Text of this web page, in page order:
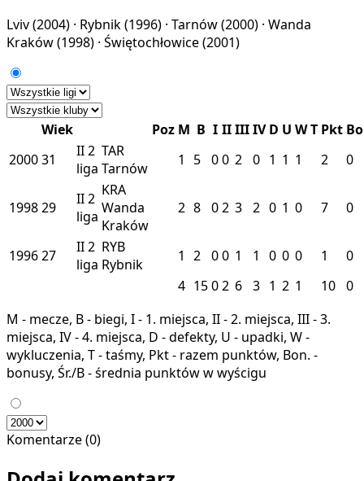
Lviv(2004) · Rybnik(1996) · Tarnów(2000) · Wanda
Kraków(1998) · Świętochłowice(2001)
Wiek Poz M B I IIIIIIV D U WT Pkt
200031 II2
liga
TAR
Tarnów
1 5 00 2 0 1 1 1 2 0
199829 II2
liga
KRA
Wanda
Kraków
2 8 02 3 2 0 1 0 7 0
199627 II2
liga
RYB
Rybnik
1 2 00 1 1 0 0 0 1
0
4 1502 6 3 1 2 1 10 0
M - mecze, B - biegi, I - 1. miejsca, II - 2. miejsca, III - 3.
miejsca, IV - 4. miejsca, D - defekty, U - upadki, W -
wykluczenia, T - taśmy, Pkt - razem punktów, Bon. -
bonusy, Śr./B - średnia punktów w wyścigu
Komentarze (0)